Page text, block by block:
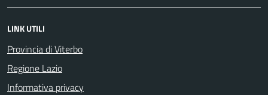
LINK UTILI
Provincia di Viterbo
Regione Lazio
Informativa privacy